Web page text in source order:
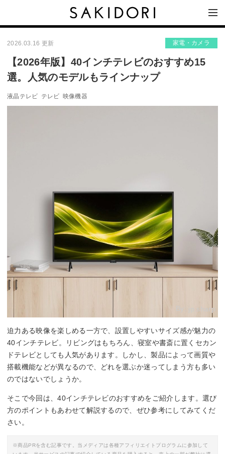
2026.03.16 更新 家電・カメラ
【2026年版】40インチテレビのおすすめ15
選。人気のモデルもラインナップ
液晶テレビ テレビ 映像機器
By: jp.sharp
迫力ある映像を楽しめる一方で、設置しやすいサイズ感が魅力の
40インチテレビ。リビングはもちろん、寝室や書斎に置くセカン
ドテレビとしても人気があります。しかし、製品によって画質や
搭載機能などが異なるので、どれを選ぶか迷ってしまう方も多い
のではないでしょうか。
そこで今回は、40インチテレビのおすすめをご紹介します。選び
方のポイントもあわせて解説するので、ぜひ参考にしてみてくだ
さい。
※商品PRを含む記事です。当メディアは各種アフィリエイトプログラムに参加して